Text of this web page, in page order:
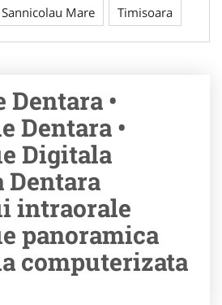
Sannicolau Mare Timisoara
•
Dentara •
Digitala
intraorale
panoramica
computerizata